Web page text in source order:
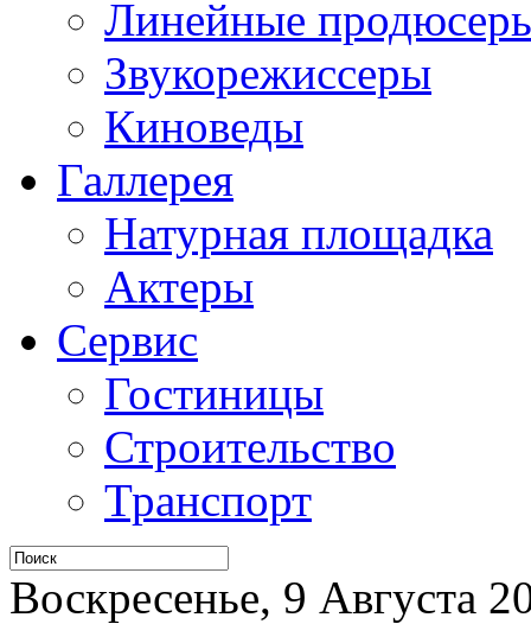
Линейные
Звукорежиссеры
Киноведы
Галлерея
Натурная площадка
Актеры
Сервис
Гостиницы
Строительство
Транспорт
Воскресенье, 9 Августа